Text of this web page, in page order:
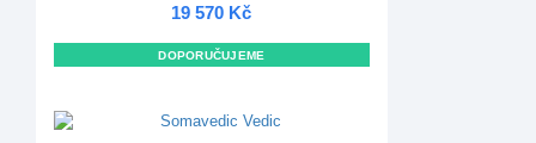
19 570 Kč
DOPORUČUJEME